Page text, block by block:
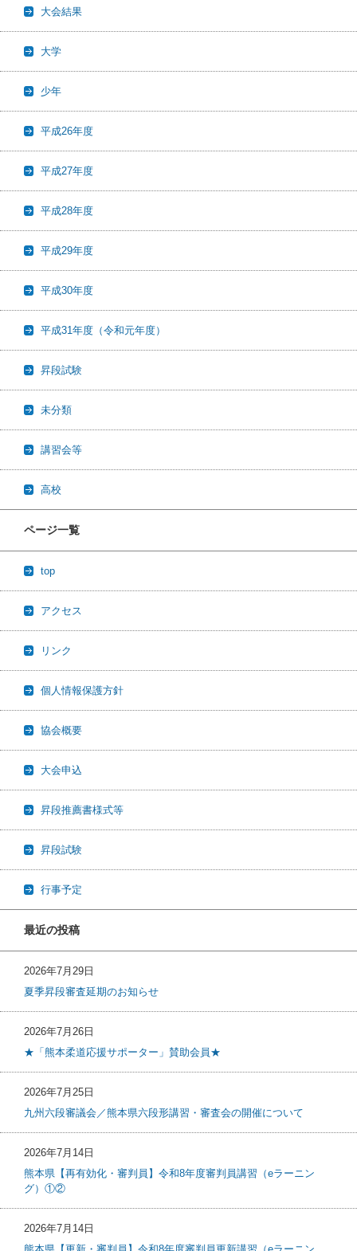
大会結果
大学
少年
平成26年度
平成27年度
平成28年度
平成29年度
平成30年度
平成31年度（令和元年度）
昇段試験
未分類
講習会等
高校
ページ一覧
top
アクセス
リンク
個人情報保護方針
協会概要
大会申込
昇段推薦書様式等
昇段試験
行事予定
最近の投稿
2026年7月29日
夏季昇段審査延期のお知らせ
2026年7月26日
★「熊本柔道応援サポーター」賛助会員★
2026年7月25日
九州六段審議会／熊本県六段形講習・審査会の開催について
2026年7月14日
熊本県【再有効化・審判員】令和8年度審判員講習（eラーニン
グ）①②
2026年7月14日